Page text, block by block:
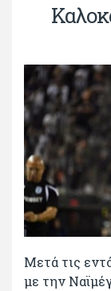
Μετά τις
με την